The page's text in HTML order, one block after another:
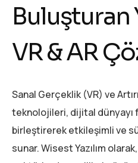
Buluşturan
VR&ARÇö
Sanal Gerçeklik (VR) ve
teknolojileri, dijital dünyayı
birleştirerek etkileşimli ve
sunar. Wisest Yazılım